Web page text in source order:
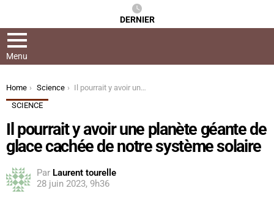
DERNIER
Menu
You are here:
Home Science
Il pourrait y avoir une planète géante de glace cachée de notre système solaire
SCIENCE
Il pourrait y avoir une planète géante de
glace cachée de notre système solaire
Par Laurent tourelle
28 juin 2023, 9h36